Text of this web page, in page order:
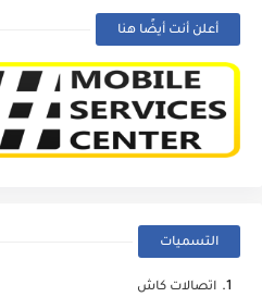
أعلن أنت أيضًا هنا
التسميات
اتصالات كاش